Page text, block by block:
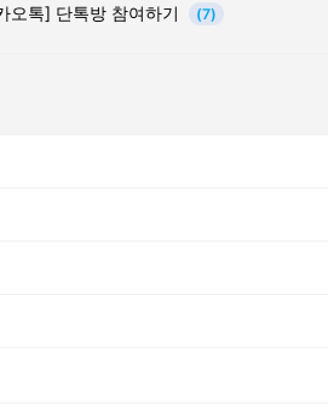
오톡] 단톡방 참여하기 (7)